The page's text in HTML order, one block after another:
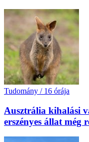
Tudomány / 16 órája
Ausztrália kihalási
erszényes állat még